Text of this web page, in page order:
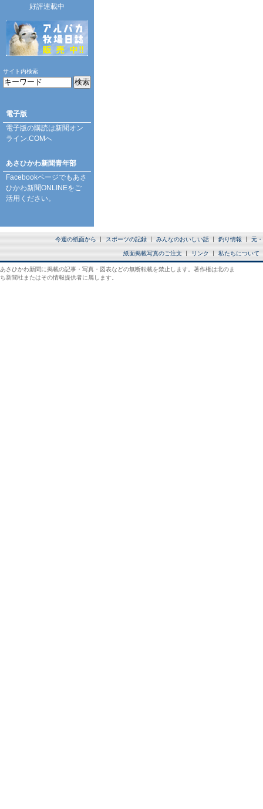
好評連載中
サイト内検索
電子版
電子版の購読は新聞オン
ライン.COMへ
あさひかわ新聞青年部
Facebookページでもあさ
ひかわ新聞ONLINEをご
活用ください。
今週の紙面から スポーツの記録 みんなのおいしい話 釣り情報 元
紙面掲載写真のご注文 リンク 私たちについて
あさひかわ新聞に掲載の記事・写真・図表などの無断転載を禁止します。著作権は北のま
ち新聞社またはその情報提供者に属します。